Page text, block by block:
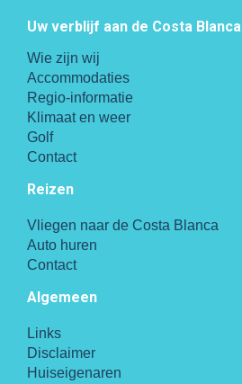
Uw verblijf aan de Costa Blanca
Wie zijn wij
Accommodaties
Regio-informatie
Klimaat en weer
Golf
Contact
Reizen
Vliegen naar de Costa Blanca
Auto huren
Contact
Algemeen
Links
Disclaimer
Huiseigenaren